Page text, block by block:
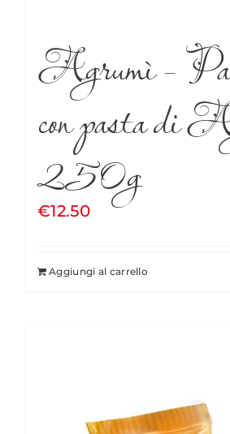
Agrumì –
con pasta di
250g
€12.50
Aggiungi al carrello